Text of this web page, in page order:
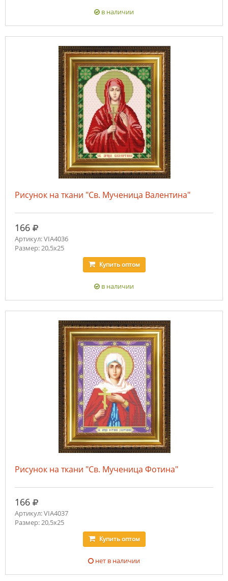
в наличии
Рисунок на ткани "Св. Мученица Валентина"
166 руб.
Артикул: VIA4036
Размер: 20,5х25
Купитьоптом
в наличии
Рисунок на ткани "Св. Мученица Фотина"
166 руб.
Артикул: VIA4037
Размер: 20,5х25
Купитьоптом
нет в наличии